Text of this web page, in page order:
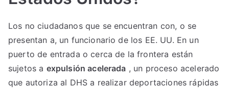
Los no ciudadanos que se encuentran con, o se
presentan a, un funcionario de los EE. UU. En un
puerto de entrada o cerca de la frontera están
sujetos a expulsión acelerada , un proceso acelerado
que autoriza al DHS a realizar deportaciones rápidas